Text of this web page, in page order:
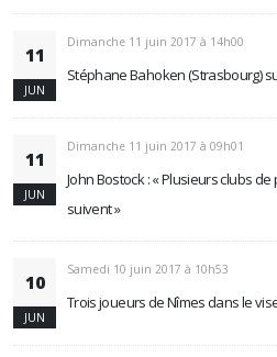
11
JUN
Dimanche 11 juin 2017 à 14h00
Stéphane Bahoken (Strasbourg)
11
JUN
Dimanche 11 juin 2017 à 09h01
John Bostock : « Plusieurs clubs
suivent »
10
JUN
Samedi 10 juin 2017 à 10h53
Trois joueurs de Nîmes dans le